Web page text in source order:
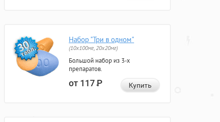
Набор "Три в одном"
(10x100мг, 20x20мг)
Большой набор из 3-х
препаратов.
от 117Р Купить